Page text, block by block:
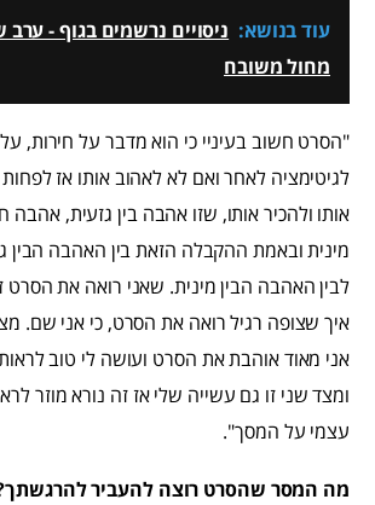
עוד בנושא: ניסויים נרשמים בגוף - ערב
מחול משובח
"הסרט חשוב בעיניי כי הוא מדבר על חירות,
לגיטימציה לאחר ואם לא לאהוב אותו אז
אותו ולהכיר אותו, שזו אהבה בין גזעית, אהבה
מינית ובאמת ההקבלה הזאת בין האהבה הבין
לבין האהבה הבין מינית. שאני רואה את הסרט
איך שצופה רגיל רואה את הסרט, כי אני שם.
אני מאוד אוהבת את הסרט ועושה לי טוב
ומצד שני זו גם עשייה שלי אז זה נורא מוזר
עצמי על המסך".
מה המסר שהסרט רוצה להעביר